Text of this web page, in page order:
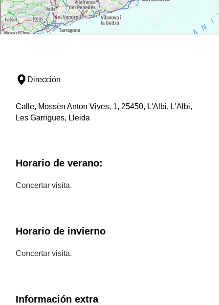
Dirección
Calle, Mossèn Anton Vives, 1, 25450, L'Albi, L'Albi,
Les Garrigues, Lleida
Horario de verano:
Concertar visita.
Horario de invierno
Concertar visita.
Información extra